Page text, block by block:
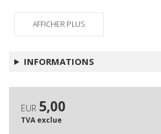
per la gestione integrata della
Integration for Generative Evaluation
L'utilizzo della valutazione in un
processo iterativo di supporto alla
programmazione: il caso del Fondo
Nuove Competenze
AFFICHER PLUS
INFORMATIONS
EUR 5,00
TVA exclue